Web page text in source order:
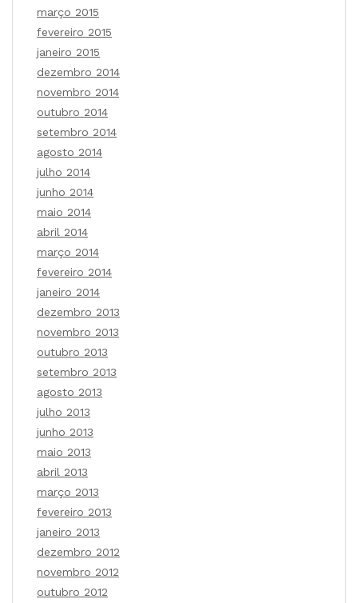
março 2015
fevereiro 2015
janeiro 2015
dezembro 2014
novembro 2014
outubro 2014
setembro 2014
agosto 2014
julho 2014
junho 2014
maio 2014
abril 2014
março 2014
fevereiro 2014
janeiro 2014
dezembro 2013
novembro 2013
outubro 2013
setembro 2013
agosto 2013
julho 2013
junho 2013
maio 2013
abril 2013
março 2013
fevereiro 2013
janeiro 2013
dezembro 2012
novembro 2012
outubro 2012